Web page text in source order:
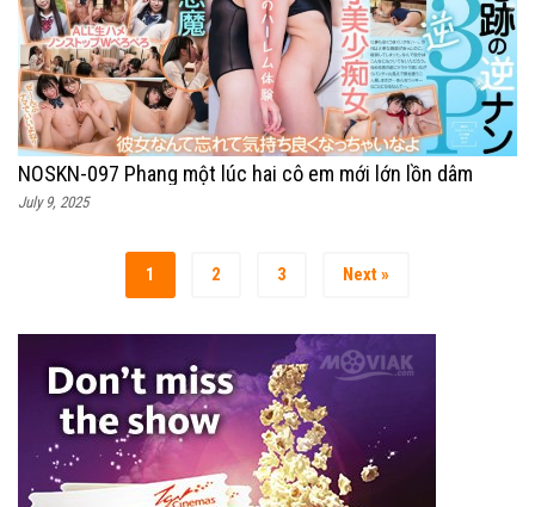
NOSKN-097 Phang một lúc hai cô em mới lớn lồn dâm
July 9, 2025
1 2 3 Next »